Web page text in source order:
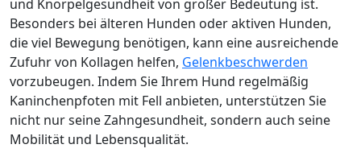
und Knorpelgesundheit von großer Bedeutung ist.
Besonders bei älteren Hunden oder aktiven Hunden,
die viel Bewegung benötigen, kann eine ausreichende
Zufuhr von Kollagen helfen, Gelenkbeschwerden
vorzubeugen. Indem Sie Ihrem Hund regelmäßig
Kaninchenpfoten mit Fell anbieten, unterstützen Sie
nicht nur seine Zahngesundheit, sondern auch seine
Mobilität und Lebensqualität.